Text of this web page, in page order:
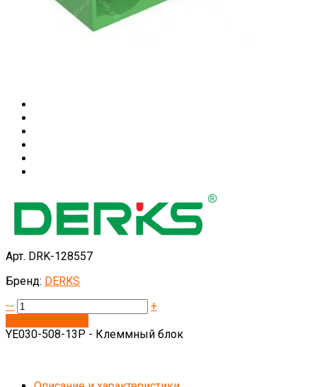
Арт. DRK-128557
Бренд: DERKS
--
+
YE030-508-13P - Клеммный блок